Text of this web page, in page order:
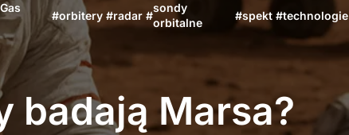
#orbitery #radar #
sondy
orbitalne
#spekt #technologie
badają Marsa?